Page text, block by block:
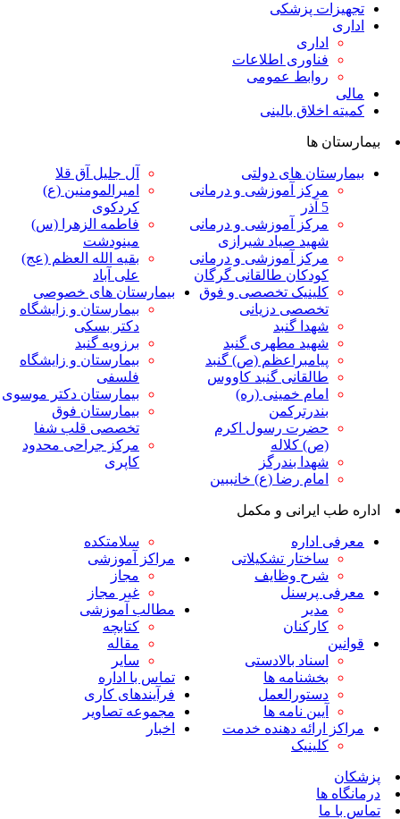
پزشکی
اطلاعات
عمومی
بالینی
های دولتی
آموزشی و درمانی
آموزشی و درمانی
صیاد شیرازی
آموزشی و درمانی
طالقانی گرگان
تخصصی و فوق
دزیانی
مطهری گنبد
(ص) گنبد
گنبد کاووس
خمینی (ره)
رسول اکرم
بندرگز
رضا (ع) خانببین
آل جلیل آق قلا
امیرالمومنین (ع)
فاطمه الزهرا (س)
بقیه الله العظم (عج)
علی آباد
بیمارستان های خصوصی
بیمارستان و زایشگاه
برزویه گنبد
بیمارستان و زایشگاه
فلسفی
بیمارستان دکتر موسوی
بیمارستان فوق
تخصصی قلب شفا
مرکز جراحی محدود
و مکمل
تشکیلاتی
وظایف
بالادستی
ها
نامه ها
دهنده خدمت
مراکز آموزشی
مطالب آموزشی
تماس با اداره
فرآیندهای کاری
مجموعه تصاویر
اخبار